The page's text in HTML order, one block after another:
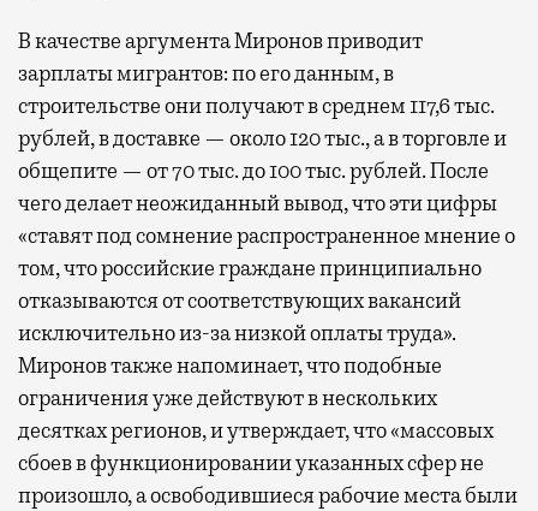
В качестве аргумента Миронов приводит
зарплаты мигрантов: по его данным, в
строительстве они получают в среднем 117,6 тыс.
рублей, в доставке — около 120 тыс., а в торговле и
общепите — от 70 тыс. до 100 тыс. рублей. После
чего делает неожиданный вывод, что эти цифры
«ставят под сомнение распространенное мнение о
том, что российские граждане принципиально
отказываются от соответствующих вакансий
исключительно из-за низкой оплаты труда».
Миронов также напоминает, что подобные
ограничения уже действуют в нескольких
десятках регионов, и утверждает, что «массовых
сбоев в функционировании указанных сфер не
произошло, а освободившиеся рабочие места были